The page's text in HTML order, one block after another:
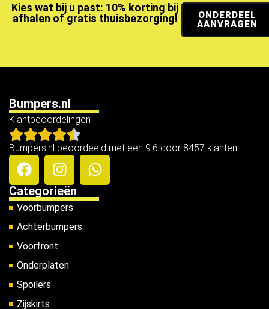
Kies wat bij u past: 10% korting bij
afhalen of gratis thuisbezorging!
ONDERDEEL
AANVRAGEN
Bumpers.nl
Klantbeoordelingen
Bumpers.nl beoordeeld met een 9.6 door 8457 klanten!
Categorieën
Voorbumpers
Achterbumpers
Voorfront
Onderplaten
Spoilers
Zijskirts